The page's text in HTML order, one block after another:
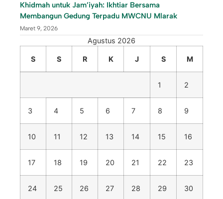
Khidmah untuk Jam’iyah: Ikhtiar Bersama
Membangun Gedung Terpadu MWCNU Mlarak
Maret 9, 2026
Agustus 2026
S S R K J S M
1 2
3 4 5 6 7 8 9
10 11 12 13 14 15 16
17 18 19 20 21 22 23
24 25 26 27 28 29 30